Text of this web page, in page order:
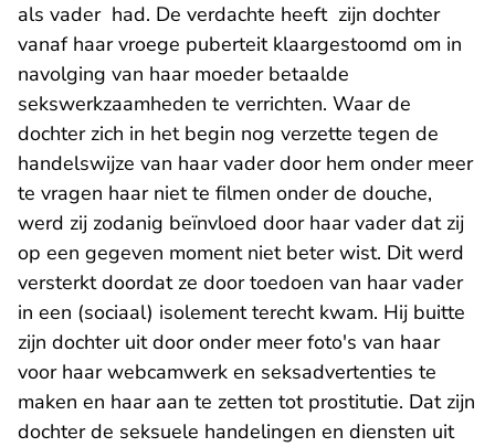
als vader had. De verdachte heeft zijn dochter
vanaf haar vroege puberteit klaargestoomd om in
navolging van haar moeder betaalde
sekswerkzaamheden te verrichten. Waar de
dochter zich in het begin nog verzette tegen de
handelswijze van haar vader door hem onder meer
te vragen haar niet te filmen onder de douche,
werd zij zodanig beïnvloed door haar vader dat zij
op een gegeven moment niet beter wist. Dit werd
versterkt doordat ze door toedoen van haar vader
in een (sociaal) isolement terecht kwam. Hij buitte
zijn dochter uit door onder meer foto's van haar
voor haar webcamwerk en seksadvertenties te
maken en haar aan te zetten tot prostitutie. Dat zijn
dochter de seksuele handelingen en diensten uit